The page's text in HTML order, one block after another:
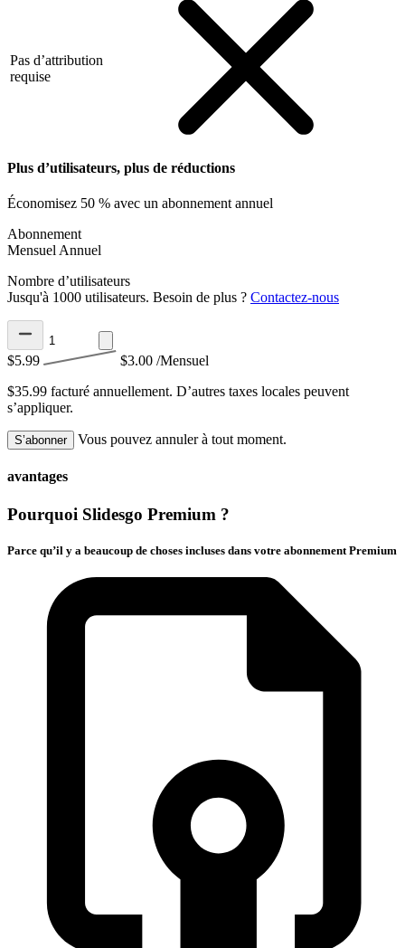
Pas d’attribution
requise
Plus d’utilisateurs, plus de réductions
Économisez 50 % avec un abonnement annuel
Abonnement
Mensuel Annuel
Nombre d’utilisateurs
Jusqu'à 1000 utilisateurs. Besoin de plus ? Contactez-nous
$5.99 $3.00 /Mensuel
$35.99 facturé annuellement. D’autres taxes locales peuvent
s’appliquer.
S’abonner Vous pouvez annuler à tout moment.
avantages
Pourquoi Slidesgo Premium ?
Parce qu’il y a beaucoup de choses incluses dans votre abonnement Premium